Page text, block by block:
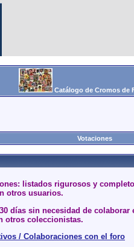
Catálogo de Cromos de
Votaciones
listados rigurosos y
otros usuarios.
días sin necesidad de
otros coleccionistas.
/ Colaboraciones con el foro